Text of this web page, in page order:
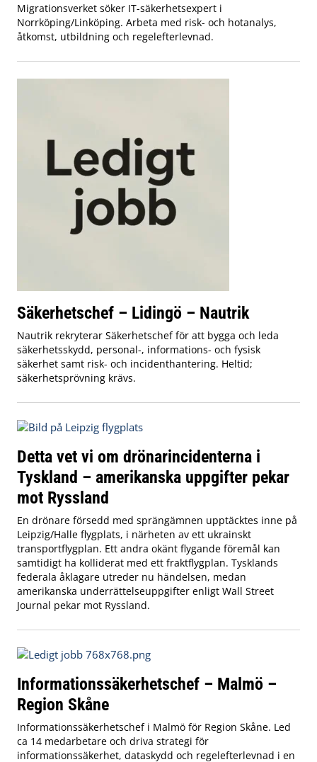
Migrationsverket söker IT-säkerhetsexpert i
Norrköping/Linköping. Arbeta med risk- och hotanalys,
åtkomst, utbildning och regelefterlevnad.
Säkerhetschef – Lidingö – Nautrik
Nautrik rekryterar Säkerhetschef för att bygga och leda
säkerhetsskydd, personal-, informations- och fysisk
säkerhet samt risk- och incidenthantering. Heltid;
säkerhetsprövning krävs.
Detta vet vi om drönarincidenterna i
Tyskland – amerikanska uppgifter pekar
mot Ryssland
En drönare försedd med sprängämnen upptäcktes inne på
Leipzig/Halle flygplats, i närheten av ett ukrainskt
transportflygplan. Ett andra okänt flygande föremål kan
samtidigt ha kolliderat med ett fraktflygplan. Tysklands
federala åklagare utreder nu händelsen, medan
amerikanska underrättelseuppgifter enligt Wall Street
Journal pekar mot Ryssland.
Informationssäkerhetschef – Malmö –
Region Skåne
Informationssäkerhetschef i Malmö för Region Skåne. Led
ca 14 medarbetare och driva strategi för
informationssäkerhet, dataskydd och regelefterlevnad i en